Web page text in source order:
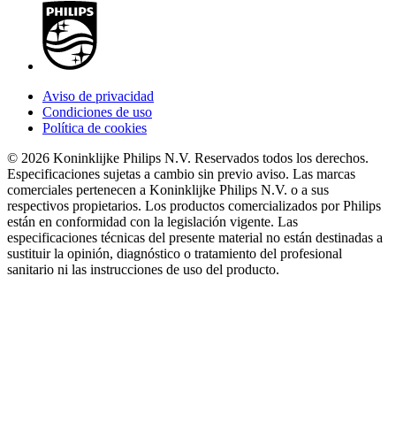
Aviso de privacidad
Condiciones de uso
Política de cookies
© 2026 Koninklijke Philips N.V. Reservados todos los derechos.
Especificaciones sujetas a cambio sin previo aviso. Las marcas
comerciales pertenecen a Koninklijke Philips N.V. o a sus
respectivos propietarios. Los productos comercializados por Philips
están en conformidad con la legislación vigente. Las
especificaciones técnicas del presente material no están destinadas a
sustituir la opinión, diagnóstico o tratamiento del profesional
sanitario ni las instrucciones de uso del producto.